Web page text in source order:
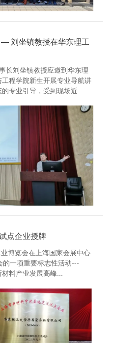
刘坐镇教授在华东理工
长刘坐镇教授应邀到华东理
程学院新生开展专业导航讲
专业引导，受到现场近...
点企业授牌
博览会在上海国家会展中心
的一项重要标志性活动---
料产业发展高峰...